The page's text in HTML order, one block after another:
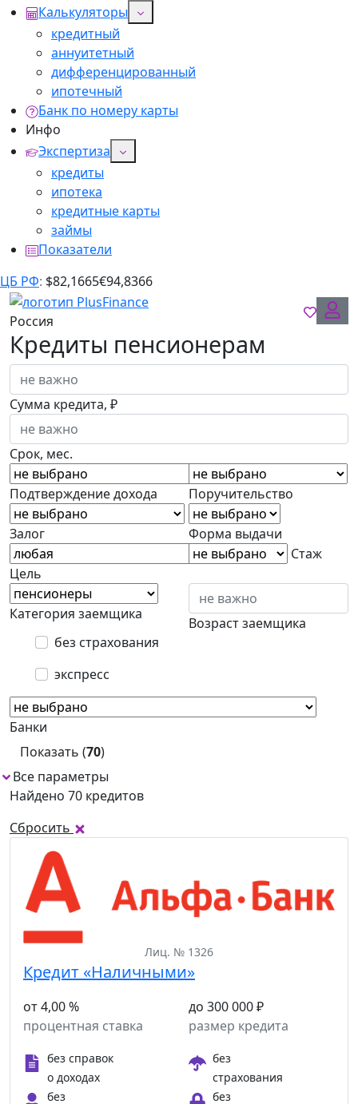
Калькуляторы
кредитный
аннуитетный
дифференцированный
ипотечный
Банк по номеру карты
Инфо
Экспертиза
кредиты
ипотека
кредитные карты
займы
Показатели
ЦБ РФ: $82,1665€94,8366
Россия
Кредиты пенсионерам
Сумма кредита, ₽
Срок, мес.
Подтверждение дохода Поручительство
Залог Форма выдачи
Цель
Стаж
Категория заемщика
Возраст заемщика
без страхования
экспресс
Банки
Показать (70)
Все параметры
Найдено 70 кредитов
Сбросить
Лиц. № 1326
Кредит «Наличными»
от 4,00 %
процентная ставка
до 300 000 ₽
размер кредита
без справок
о доходах
без
страхования
без
без